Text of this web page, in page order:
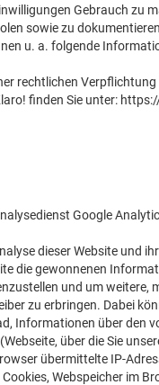
Gebrauch zu
sowie zu
u. a. folgende
rechtlichen
finden Sie unter:
Google
dieser Website und
die gewonnenen
und um
zu erbringen. Dabei
Informationen über den
über die Sie
übermittelte IP-
Webspeicher im